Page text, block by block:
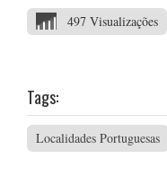
497 Visualizações
Tags:
Localidades Portuguesas